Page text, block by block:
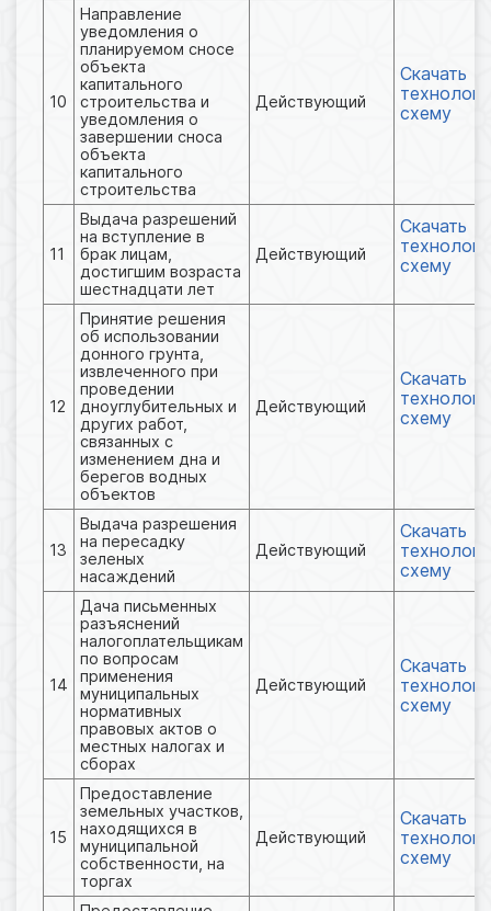
10
Направление
уведомления о
планируемом сносе
объекта
капитального
строительства и
уведомления о
завершении сноса
объекта
капитального
строительства
Действующий
Скачать
схему
11
Выдача разрешений
на вступление в
брак лицам,
достигшим возраста
шестнадцати лет
Действующий
Скачать
схему
12
Принятие решения
об использовании
донного грунта,
извлеченного при
проведении
дноуглубительных и
других работ,
связанных с
изменением дна и
берегов водных
объектов
Действующий
Скачать
схему
13
Выдача разрешения
на пересадку
зеленых
насаждений
Действующий
Скачать
схему
14
Дача письменных
разъяснений
налогоплательщикам
по вопросам
применения
муниципальных
нормативных
правовых актов о
местных налогах и
сборах
Действующий
Скачать
схему
15
Предоставление
земельных участков,
находящихся в
муниципальной
собственности, на
торгах
Действующий
Скачать
схему